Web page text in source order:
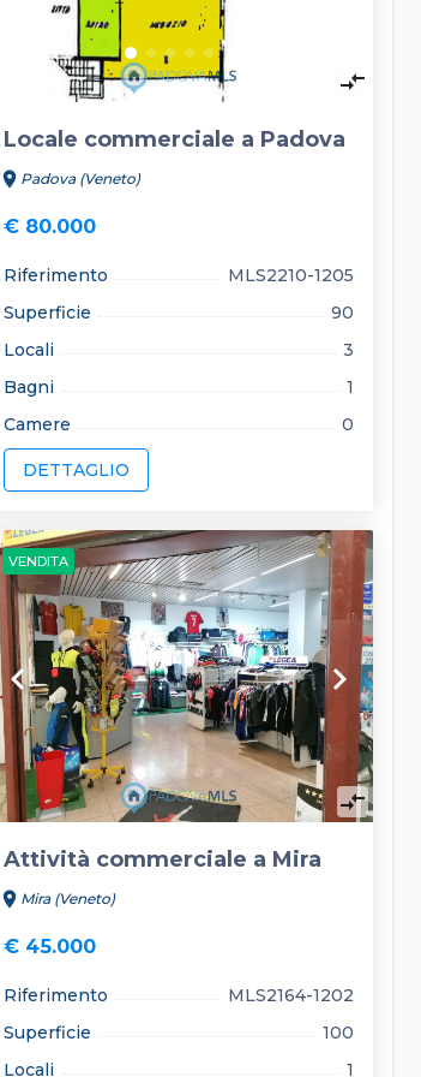
compare_arrows
Locale commerciale a Padova
location_on Padova (Veneto)
€ 80.000
Riferimento
MLS2210-1205
Superficie
90
Locali
3
Bagni
1
Camere
0
DETTAGLIO
VENDITA
keyboard_arrow_left keyboard_arrow_right
compare_arrows
Attività commerciale a Mira
location_on Mira (Veneto)
€ 45.000
Riferimento
MLS2164-1202
Superficie
100
Locali
1